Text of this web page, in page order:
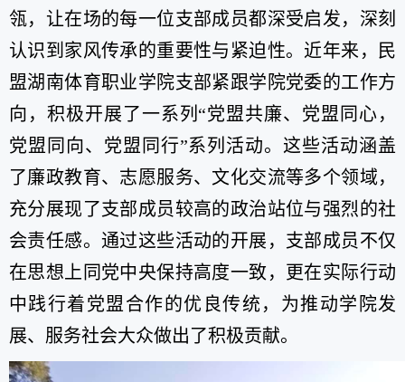
瓴，让在场的每一位支部成员都深受启发，深刻
认识到家风传承的重要性与紧迫性。近年来，民
盟湖南体育职业学院支部紧跟学院党委的工作方
向，积极开展了一系列“党盟共廉、党盟同心，
党盟同向、党盟同行”系列活动。这些活动涵盖
了廉政教育、志愿服务、文化交流等多个领域，
充分展现了支部成员较高的政治站位与强烈的社
会责任感。通过这些活动的开展，支部成员不仅
在思想上同党中央保持高度一致，更在实际行动
中践行着党盟合作的优良传统，为推动学院发
展、服务社会大众做出了积极贡献。